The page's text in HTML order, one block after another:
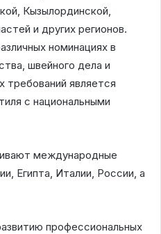
Кызылординской,
и других регионов.
номинациях в
швейного дела и
требований является
с национальными
международные
Египта, Италии, России, а
профессиональных